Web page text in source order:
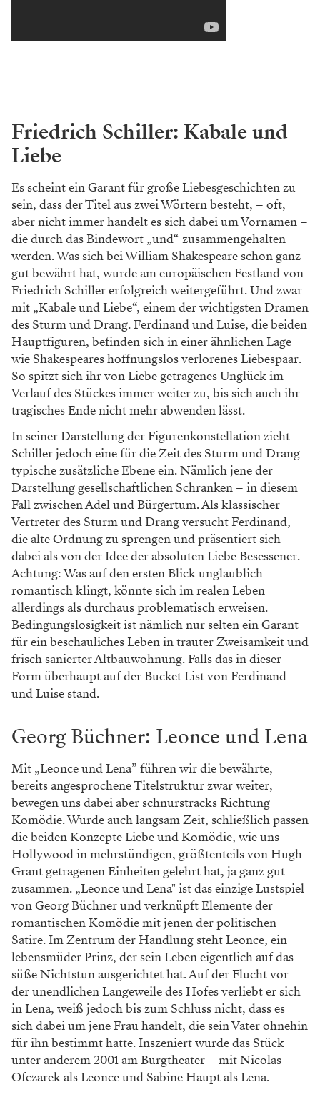
Filmindustrie. Sie hat das große Hollywood-Potenzial
des Stückes gut erkannt und mit Leonardo DiCaprio
als Romeo auch gleich alle Register gezogen. Am
Theater ging man mit dem Stoff weniger
eindimensional um. In Erinnerung bleibt zum Beispiel
David Böschs punkige Inszenierung am Burgtheater.
Oder auch Philipp Preuss Interpretation am
Volkstheater, in der er das schmachtende Duo ganz
einfach gegen ein Sextett ausgetauscht hat. Am
Valentinstag kann man sich das Stück übrigens digital
in einer Inszenierung von Jette Steckel ansehen. Mehr
Infos auf der Website desThalia Theaters.
Friedrich Schiller: Kabale und
Liebe
Es scheint ein Garant für große Liebesgeschichten zu
sein, dass der Titel aus zwei Wörtern besteht, – oft,
aber nicht immer handelt es sich dabei um Vornamen –
die durch das Bindewort „und“ zusammengehalten
werden. Was sich bei William Shakespeare schon ganz
gut bewährt hat, wurde am europäischen Festland von
mit „Kabale und Liebe“, einem der wichtigsten Dramen
Hauptfiguren, befinden sich in einer ähnlichen Lage
wie Shakespeares hoffnungslos verlorenes Liebespaar.
So spitzt sich ihr von Liebe getragenes Unglück im
Verlauf des Stückes immer weiter zu, bis sich auch ihr
tragisches Ende nicht mehr abwenden lässt.
In seiner Darstellung der Figurenkonstellation zieht
Schiller jedoch eine für die Zeit des Sturm und Drang
typische zusätzliche Ebene ein. Nämlich jene der
Darstellung gesellschaftlichen Schranken – in diesem
Fall zwischen Adel und Bürgertum. Als klassischer
Vertreter des Sturm und Drang versucht Ferdinand,
die alte Ordnung zu sprengen und präsentiert sich
dabei als von der Idee der absoluten Liebe Besessener.
Achtung: Was auf den ersten Blick unglaublich
romantisch klingt, könnte sich im realen Leben
allerdings als durchaus problematisch erweisen.
Bedingungslosigkeit ist nämlich nur selten ein Garant
für ein beschauliches Leben in trauter Zweisamkeit und
frisch sanierter Altbauwohnung. Falls das in dieser